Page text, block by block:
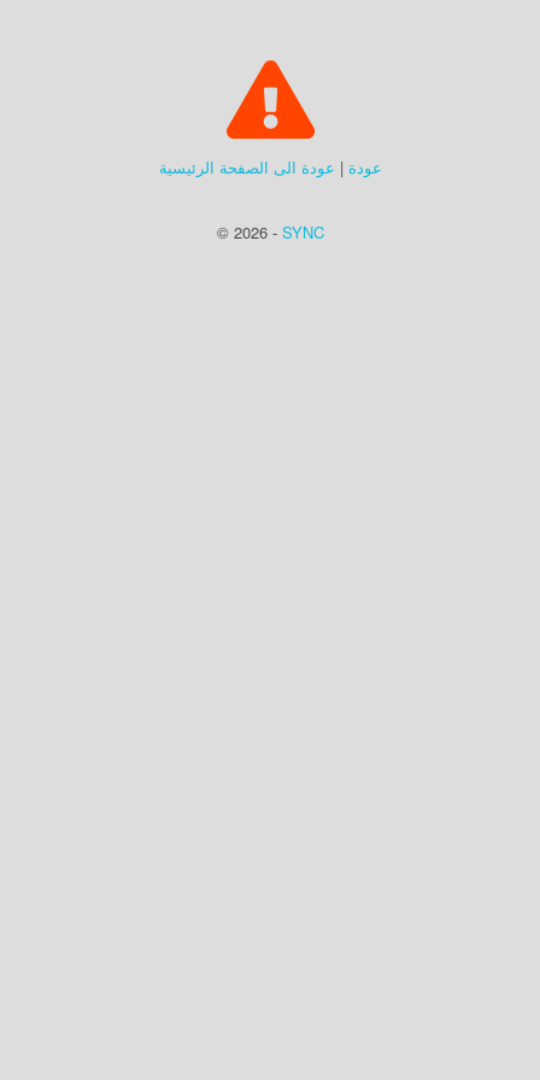
عودة | عودة الى الصفحة الرئيسية
© 2026 - SYNC